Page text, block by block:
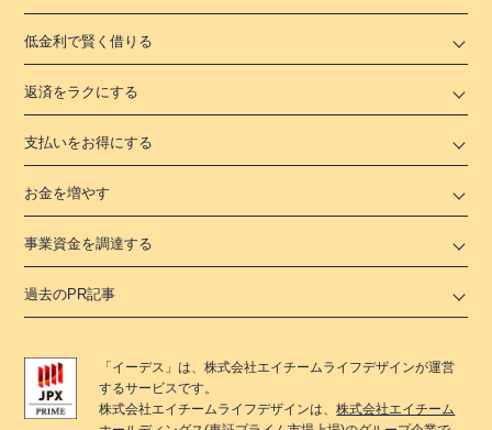
低金利で賢く借りる
返済をラクにする
支払いをお得にする
お金を増やす
事業資金を調達する
過去のPR記事
「 イーデス 」は、株式会社エイチームライフデザインが運営
するサービスです。
株式会社エイチームライフデザインは、株式会社エイチーム